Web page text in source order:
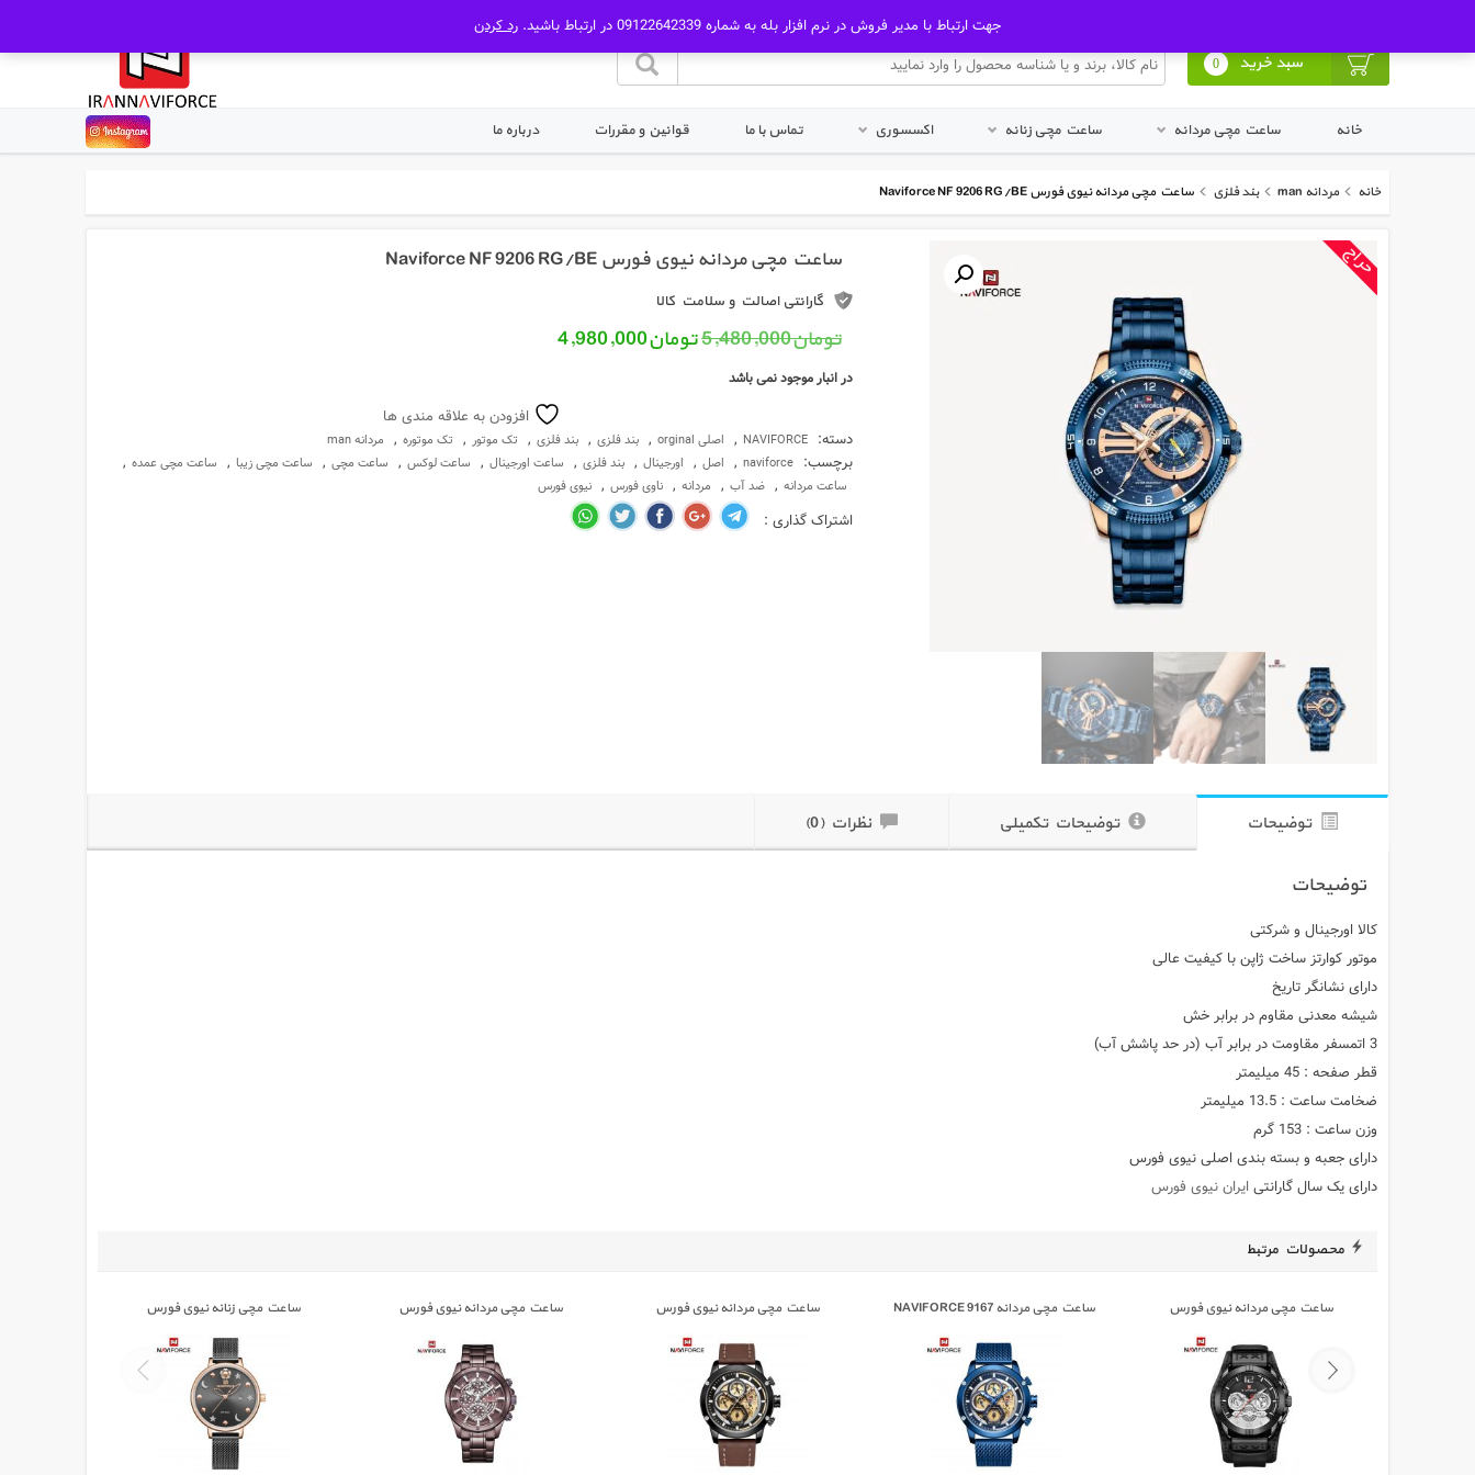
سبد خرید 0
خانه ساعت مچی مردانه ساعت مچی زنانه اکسسوری تماس با ما قوانین و مقررات درباره ما
خانه مردانه man بند فلزی ساعت مچی مردانه نیوی فورس Naviforce NF 9206 RG/BE
ساعت مچی مردانه نیوی فورس Naviforce NF 9206 RG/BE
گارانتی اصالت و سلامت کالا
تومان5,480,000قیمت اصلی: تومان5,480,000 بود.
تومان4,980,000قیمت فعلی: تومان4,980,000.
در انبار موجود نمی باشد
افزودن به علاقه مندی ها
دسته: NAVIFORCE
, اصلی orginal , بند فلزی , بند فلزی , تک موتور , تک موتوره , مردانه man
برچسب: naviforce
, اصل , اورجینال , بند فلزی , ساعت اورجینال , ساعت لوکس , ساعت مچی , ساعت مچی زیبا , ساعت مچی عمده ,
ساعت مردانه , ضد آب , مردانه , ناوی فورس , نیوی فورس
اشتراک گذاری :
توضیحات توضیحات تکمیلی نظرات (0)
توضیحات
کالا اورجینال و شرکتی
موتور کوارتز ساخت ژاپن با کیفیت عالی
دارای نشانگر تاریخ
شیشه معدنی مقاوم در برابر خش
3 اتمسفر مقاومت در برابر آب (در حد پاشش آب)
قطر صفحه : 45 میلیمتر
ضخامت ساعت : 13.5 میلیمتر
وزن ساعت : 153 گرم
دارای جعبه و بسته بندی اصلی نیوی فورس
دارای یک سال گارانتی ایران نیوی فورس
محصولات مرتبط
ساعت مچی مردانه نیوی فورس
ساعت مچی مردانه NAVIFORCE 9167
ساعت مچی مردانه نیوی فورس
ساعت مچی مردانه نیوی فورس
ساعت مچی زنانه نیوی فورس
جهت ارتباط با مدیر فروش در نرم افزار بله به شماره 09122642339 در ارتباط باشید. رد کردن